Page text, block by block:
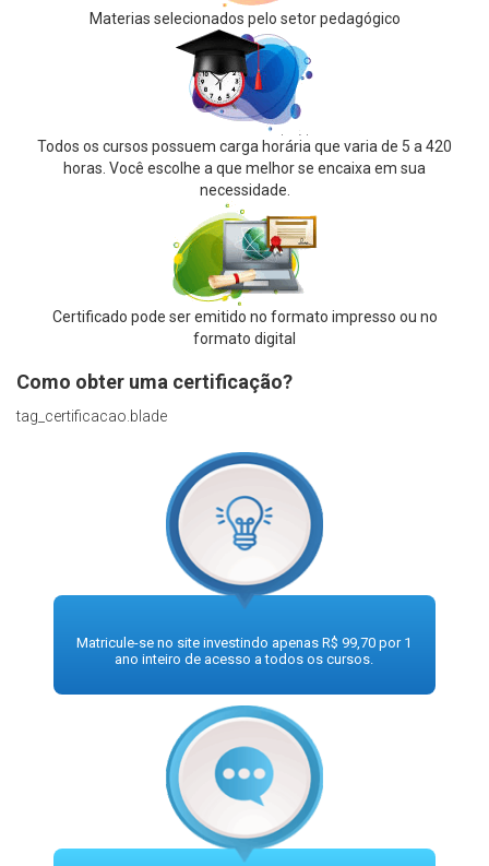
Materias selecionados pelo setor pedagógico
Todos os cursos possuem carga horária que varia de 5 a 420
horas. Você escolhe a que melhor se encaixa em sua
necessidade.
Certificado pode ser emitido no formato impresso ou no
formato digital
Como obter uma certificação?
tag_certificacao.blade
Matricule-se no site investindo apenas R$ 99,70 por 1
ano inteiro de acesso a todos os cursos.